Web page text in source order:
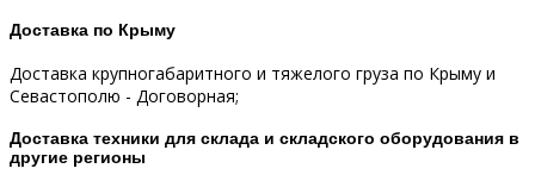
Доставка по Крыму
Доставка крупногабаритного и тяжелого груза по Крыму и
Севастополю - Договорная;
Доставка техники для склада и складского оборудования в
другие регионы